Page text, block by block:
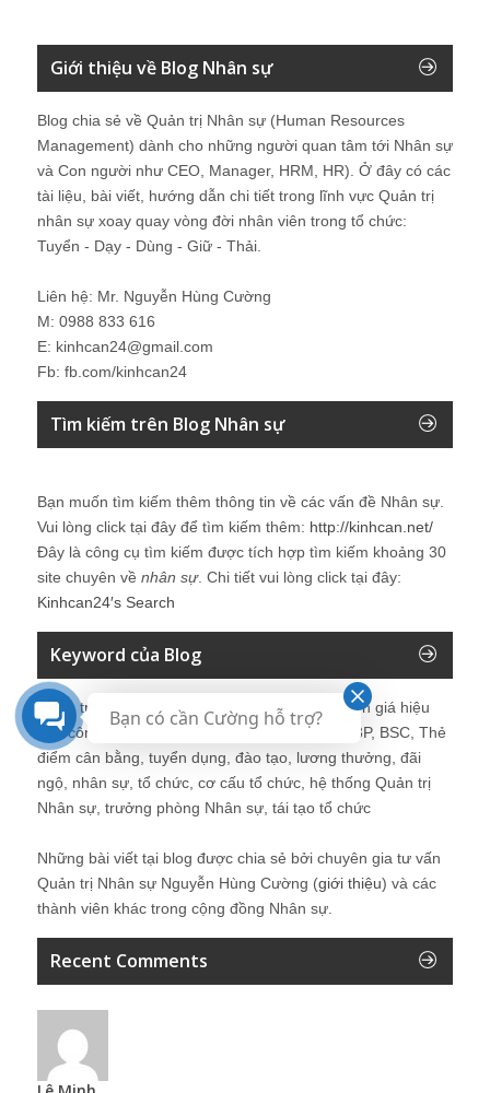
Giới thiệu về Blog Nhân sự
Blog chia sẻ về Quản trị Nhân sự (Human Resources
Management) dành cho những người quan tâm tới Nhân sự
và Con người như CEO, Manager, HRM, HR). Ở đây có các
tài liệu, bài viết, hướng dẫn chi tiết trong lĩnh vực Quản trị
nhân sự xoay quay vòng đời nhân viên trong tổ chức:
Tuyển - Dạy - Dùng - Giữ - Thải.
Liên hệ: Mr. Nguyễn Hùng Cường
M: 0988 833 616
E: kinhcan24@gmail.com
Fb: fb.com/kinhcan24
Tìm kiếm trên Blog Nhân sự
Bạn muốn tìm kiếm thêm thông tin về các vấn đề Nhân sự
Vui lòng click tại đây để tìm kiếm thêm: http://kinhcan.net/
Đây là công cụ tìm kiếm được tích hợp tìm kiếm khoảng 30
site chuyên về nhân sự. Chi tiết vui lòng click tại đây:
Kinhcan24′s Search
Keyword của Blog
Quản trị nhân sự, Human Resources, KPI, Đánh giá hiệu
quả công việc, chính sách lương, CnB, lương 3P, BSC, Thẻ
điểm cân bằng, tuyển dụng, đào tạo, lương thưởng, đãi
ngộ, nhân sự, tổ chức, cơ cấu tổ chức, hệ thống Quản trị
Nhân sự, trưởng phòng Nhân sự, tái tạo tổ chức
Những bài viết tại blog được chia sẻ bởi chuyên gia tư vấn
Quản trị Nhân sự Nguyễn Hùng Cường (giới thiệu) và các
thành viên khác trong cộng đồng Nhân sự.
Recent Comments
Bạn có cần Cường hỗ trợ?